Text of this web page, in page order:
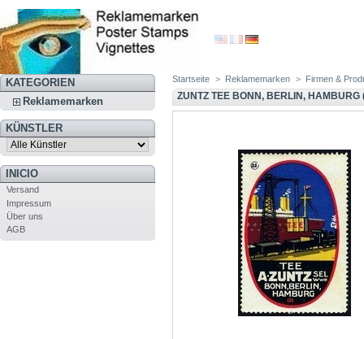
KATEGORIEN
Reklamemarken
KÜNSTLER
INICIO
Versand
Impressum
Über uns
AGB
Startseite > Reklamemarken > Firmen &
ZUNTZ TEE BONN, BERLIN, HAMBURG